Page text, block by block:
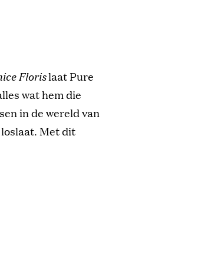
Florislaat Pure
wat hem die
in de wereld van
Met dit